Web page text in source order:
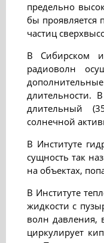
предельно
бы проявляется
частиц
В Сибирском
радиоволн
длительности.
длительный
солнечной
В Институте
сущность так
на объектах,
В Институте
жидкости с
волн давления,
циркулирует